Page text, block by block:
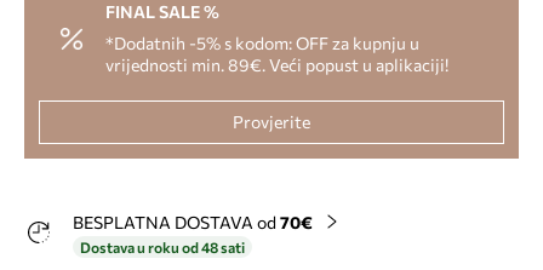
FINAL SALE %
*Dodatnih -5% s kodom: OFF za kupnju u
vrijednosti min. 89€. Veći popust u aplikaciji!
Provjerite
BESPLATNA DOSTAVA od 70€
Dostava u roku od 48 sati